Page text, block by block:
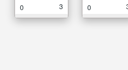
0 3 0